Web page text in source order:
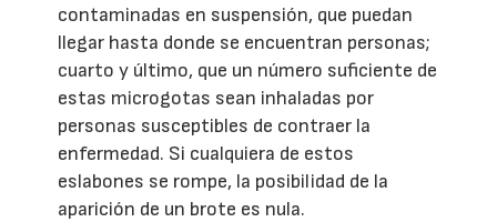
contaminadas en suspensión, que puedan
llegar hasta donde se encuentran personas;
cuarto y último, que un número suficiente de
estas microgotas sean inhaladas por
personas susceptibles de contraer la
enfermedad. Si cualquiera de estos
eslabones se rompe, la posibilidad de la
aparición de un brote es nula.